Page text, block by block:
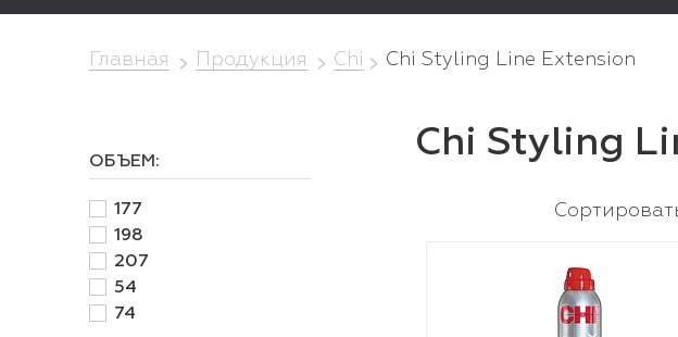
Главная Продукция Chi ​​​Chi Styling Line Extension
ОБЪЕМ:
177
198
207
54
74
Chi Styling